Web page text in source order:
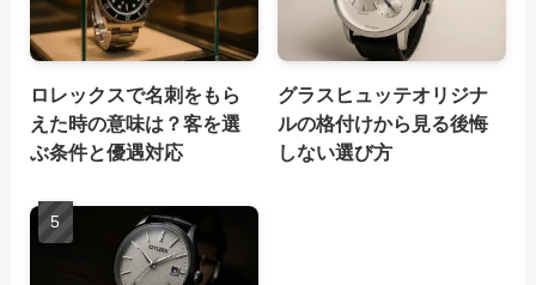
ロレックスで名刺をもら
えた時の意味は？客を選
ぶ条件と優遇対応
グラスヒュッテオリジナ
ルの格付けから見る後悔
しない選び方